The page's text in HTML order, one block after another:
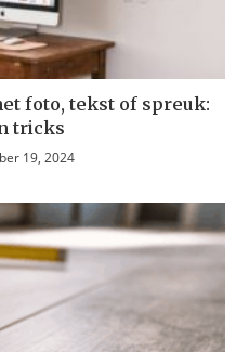
foto, tekst of spreuk:
tricks
19, 2024